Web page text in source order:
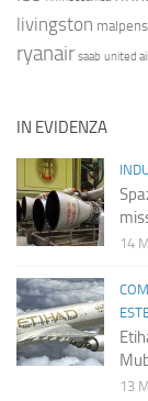
livingston
ryanair saab united
IN EVIDENZA
14
13